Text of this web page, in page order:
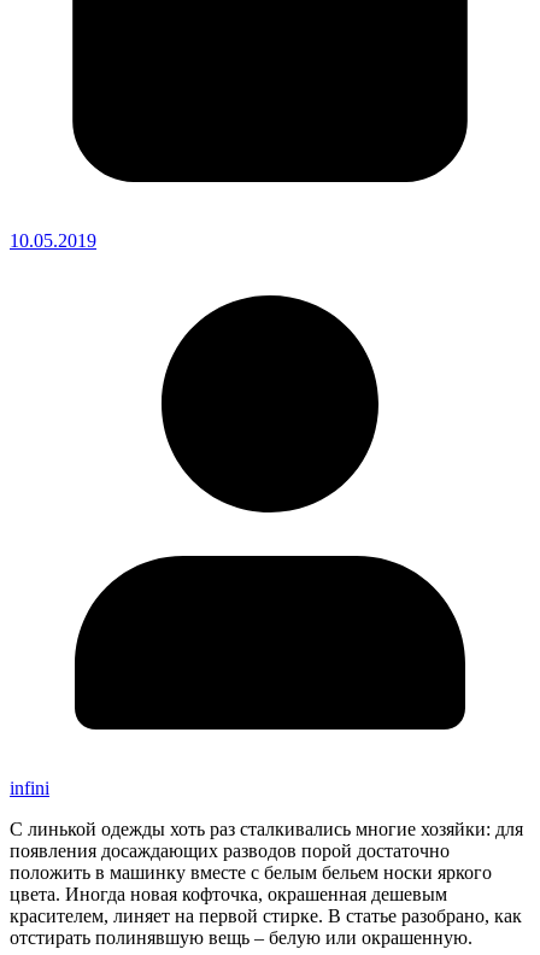
10.05.2019
infini
С линькой одежды хоть раз сталкивались многие хозяйки: для
появления досаждающих разводов порой достаточно
положить в машинку вместе с белым бельем носки яркого
цвета. Иногда новая кофточка, окрашенная дешевым
красителем, линяет на первой стирке. В статье разобрано, как
отстирать полинявшую вещь – белую или окрашенную.